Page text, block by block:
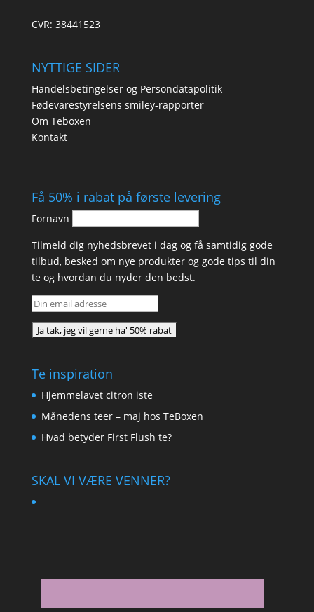
CVR: 38441523
NYTTIGE SIDER
Handelsbetingelser og Persondatapolitik
Fødevarestyrelsens smiley-rapporter
Om Teboxen
Kontakt
Få 50% i rabat på første levering
Fornavn
Tilmeld dig nyhedsbrevet i dag og få samtidig gode
tilbud, besked om nye produkter og gode tips til din
te og hvordan du nyder den bedst.
Te inspiration
Hjemmelavet citron iste
Månedens teer – maj hos TeBoxen
Hvad betyder First Flush te?
SKAL VI VÆRE VENNER?